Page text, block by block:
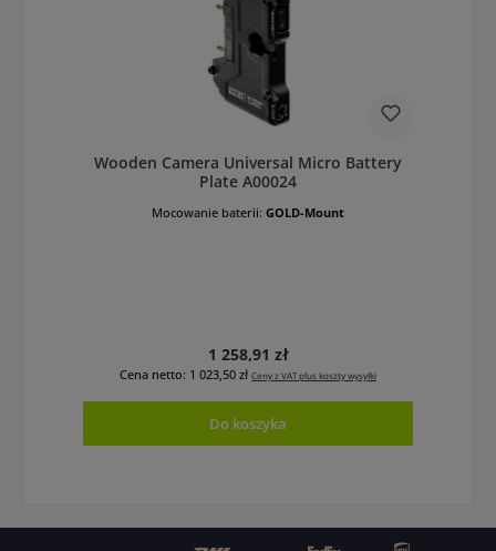
Wooden Camera Universal Micro Battery
Plate A00024
Mocowanie baterii: GOLD-Mount
Cena regularna:
1 258,91 zł
Cena netto: 1 023,50 zł Ceny z VAT plus koszty wysyłki
Do koszyka